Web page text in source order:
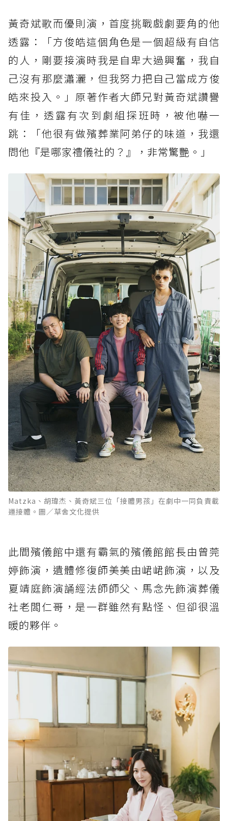
黃奇斌歌而優則演，首度挑戰戲劇要角的他
透露：「方俊皓這個角色是一個超級有自信
的人，剛要接演時我是自卑大過興奮，我自
己沒有那麼瀟灑，但我努力把自己當成方俊
皓來投入。」原著作者大師兄對黃奇斌讚譽
有佳，透露有次到劇組探班時，被他嚇一
跳：「他很有做殯葬業阿弟仔的味道，我還
問他『是哪家禮儀社的？』，非常驚艷。」
Matzka、胡瑋杰、黃奇斌三位「接體男孩」在劇中一同負責載
運接體。圖／草舍文化提供
此間殯儀館中還有霸氣的殯儀館館長由曾莞
婷飾演，遺體修復師美美由峮峮飾演，以及
夏靖庭飾演誦經法師師父、馬念先飾演葬儀
社老闆仁哥，是一群雖然有點怪、但卻很溫
暖的夥伴。